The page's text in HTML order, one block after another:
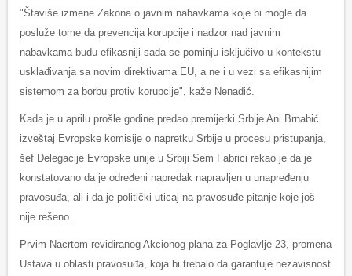
"Štaviše izmene Zakona o javnim nabavkama koje bi mogle da
posluže tome da prevencija korupcije i nadzor nad javnim
nabavkama budu efikasniji sada se pominju isključivo u kontekstu
usklađivanja sa novim direktivama EU, a ne i u vezi sa efikasnijim
sistemom za borbu protiv korupcije", kaže Nenadić.
Kada je u aprilu prošle godine predao premijerki Srbije Ani Brnabić
izveštaj Evropske komisije o napretku Srbije u procesu pristupanja,
šef Delegacije Evropske unije u Srbiji Sem Fabrici rekao je da je
konstatovano da je određeni napredak napravljen u unapređenju
pravosuđa, ali i da je politički uticaj na pravosuđe pitanje koje još
nije rešeno.
Prvim Nacrtom revidiranog Akcionog plana za Poglavlje 23, promena
Ustava u oblasti pravosuđa, koja bi trebalo da garantuje nezavisnost